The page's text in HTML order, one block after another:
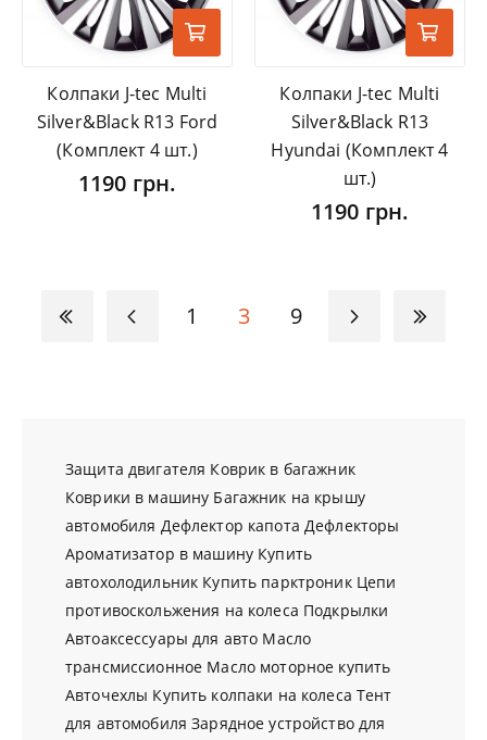
Колпаки J-tec Multi
Silver&Black R13 Ford
(Комплект 4 шт.)
1190 грн.
Колпаки J-tec Multi
Silver&Black R13
Hyundai (Комплект 4
шт.)
1190 грн.
1 3 9
Защита двигателя Коврик в багажник
Коврики в машину Багажник на крышу
автомобиля Дефлектор капота Дефлекторы
Ароматизатор в машину Купить
автохолодильник Купить парктроник Цепи
противоскольжения на колеса Подкрылки
Автоаксессуары для авто Масло
трансмиссионное Масло моторное купить
Авточехлы Купить колпаки на колеса Тент
для автомобиля Зарядное устройство для